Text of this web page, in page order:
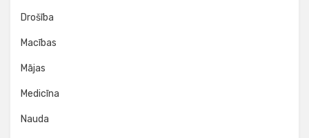
Drošība
Macības
Mājas
Medicīna
Nauda